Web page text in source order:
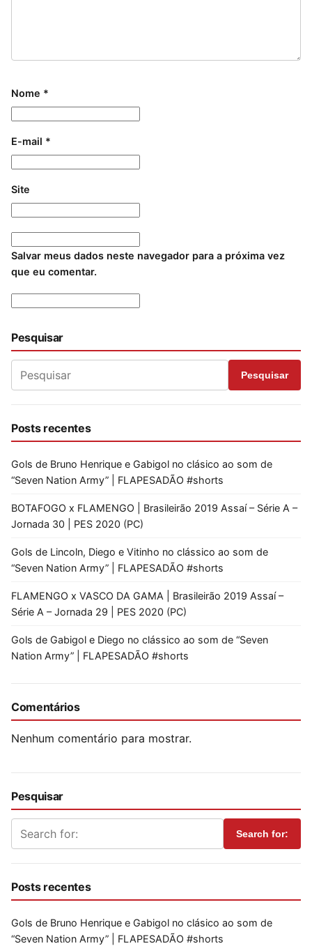
Nome *
E-mail *
Site
Salvar meus dados neste navegador para a próxima vez
que eu comentar.
Pesquisar
Pesquisar
Posts recentes
Gols de Bruno Henrique e Gabigol no clásico ao som de
“Seven Nation Army” | FLAPESADÃO #shorts
BOTAFOGO x FLAMENGO | Brasileirão 2019 Assaí – Série A –
Jornada 30 | PES 2020 (PC)
Gols de Lincoln, Diego e Vitinho no clássico ao som de
“Seven Nation Army” | FLAPESADÃO #shorts
FLAMENGO x VASCO DA GAMA | Brasileirão 2019 Assaí –
Série A – Jornada 29 | PES 2020 (PC)
Gols de Gabigol e Diego no clássico ao som de “Seven
Nation Army” | FLAPESADÃO #shorts
Comentários
Nenhum comentário para mostrar.
Pesquisar
Search for:
Posts recentes
Gols de Bruno Henrique e Gabigol no clásico ao som de
“Seven Nation Army” | FLAPESADÃO #shorts